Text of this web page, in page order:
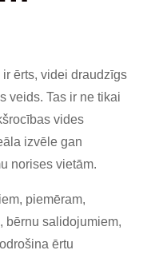
ērts, videi draudzīgs
veids. Tas ir ne tikai
vides
izvēle gan
norises vietām.
piemēram,
bērnu salidojumiem,
ērtu